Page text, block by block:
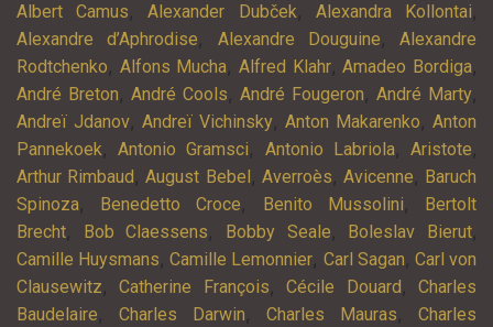
Albert Camus,Alexander Dubček, Alexandra Kollontai,
Alexandre d’Aphrodise, Alexandre Douguine, Alexandre
Rodtchenko, Alfons Mucha,Alfred Klahr,Amadeo Bordiga,
André Breton, André Cools, André Fougeron, André Marty,
Andreï Jdanov, Andreï Vichinsky, Anton Makarenko, Anton
Pannekoek,Antonio Gramsci, Antonio Labriola,Aristote,
Arthur Rimbaud ,August Bebel , Averroès, Avicenne, Baruch
Spinoza, Benedetto Croce, Benito Mussolini,
Bertolt
Brecht, Bob Claessens, Bobby Seale, Boleslav Bierut,
Camille Huysmans,Camille Lemonnier, Carl Sagan, Carl von
Clausewitz,Catherine François,Cécile Douard ,Charles
Baudelaire, Charles Darwin, Charles Mauras, Charles